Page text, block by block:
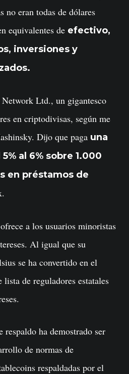
no eran todas de dólares
equivalentes de efectivo,
inversiones y
Ltd., un gigantesco
en criptodivisas, según me
Dijo que paga una
al 6% sobre 1.000
en préstamos de
a los usuarios minoristas
Al igual que su
se ha convertido en el
de reguladores estatales
respaldo ha demostrado ser
de normas de
respaldadas por el